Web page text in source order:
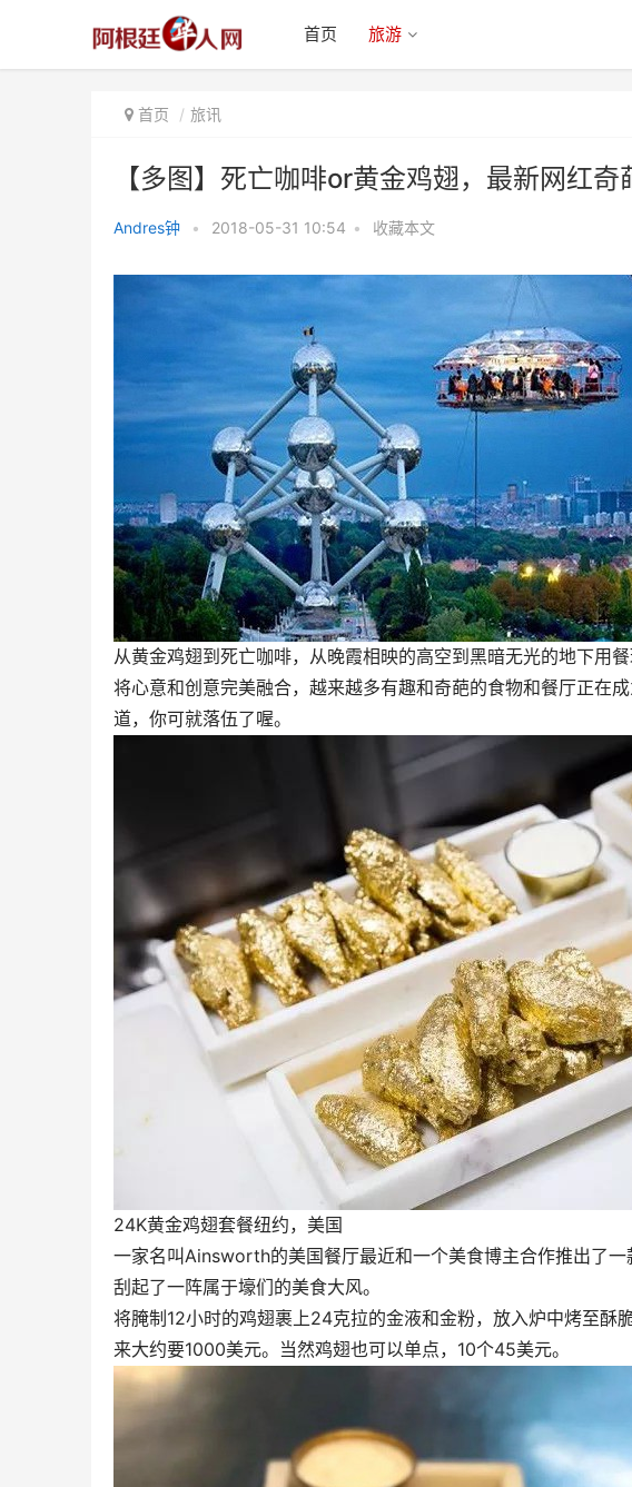
首页 旅游
首页 旅讯
【多图】死亡咖啡or黄金鸡翅，最新网红奇
Andres钟 • 2018-05-31 10:54 • 收藏本文
从黄金鸡翅到死亡咖啡，从晚霞相映的高空到黑暗无光的地下用
将心意和创意完美融合，越来越多有趣和奇葩的食物和餐厅正在
道，你可就落伍了喔。
24K黄金鸡翅套餐纽约，美国
一家名叫Ainsworth的美国餐厅最近和一个美食博主合作推出了
刮起了一阵属于壕们的美食大风。
将腌制12小时的鸡翅裹上24克拉的金液和金粉，放入炉中烤至
来大约要1000美元。当然鸡翅也可以单点，10个45美元。